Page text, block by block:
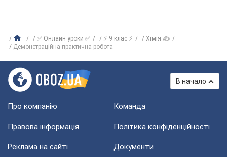
✅ Онлайн уроки ✅ ⚡ 9 клас ⚡
Хімія ✍
Демонстраційна практична робота
В начало
Про компанію Команда
Правова інформація Політика конфіденційності
Реклама на сайті Документи